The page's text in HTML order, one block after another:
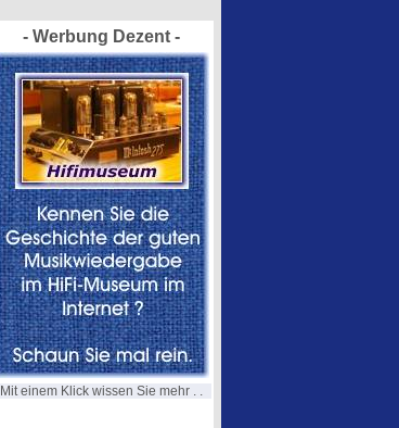
- Werbung Dezent -
Mit einem Klick wissen Sie mehr . .